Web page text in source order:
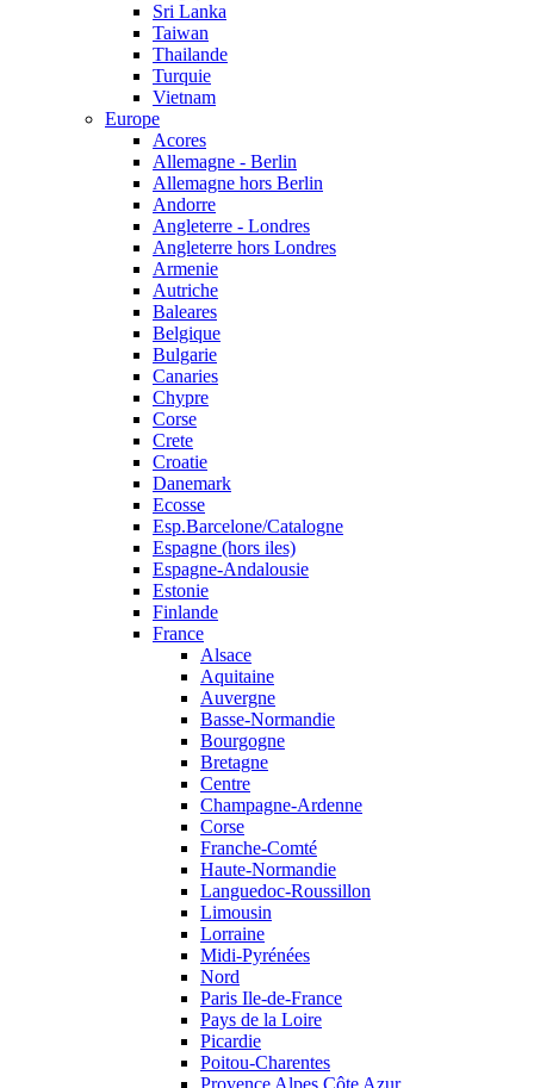
Sri Lanka
Taiwan
Thailande
Turquie
Vietnam
Europe
Acores
Allemagne - Berlin
Allemagne hors Berlin
Andorre
Angleterre - Londres
Angleterre hors Londres
Armenie
Autriche
Baleares
Belgique
Bulgarie
Canaries
Chypre
Corse
Crete
Croatie
Danemark
Ecosse
Esp.Barcelone/Catalogne
Espagne (hors iles)
Espagne-Andalousie
Estonie
Finlande
France
Alsace
Aquitaine
Auvergne
Basse-Normandie
Bourgogne
Bretagne
Centre
Champagne-Ardenne
Corse
Franche-Comté
Haute-Normandie
Languedoc-Roussillon
Limousin
Lorraine
Midi-Pyrénées
Nord
Paris Ile-de-France
Pays de la Loire
Picardie
Poitou-Charentes
Provence Alpes Côte Azur